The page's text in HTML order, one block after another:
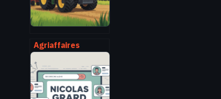
Agriaffaires
comment utiliser
la plateforme pour
acheter ou vendre
du matériel